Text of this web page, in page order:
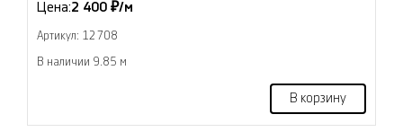
Цена:2 400 ₽/м
Артикул: 12708
В наличии 9.85 м
В корзину